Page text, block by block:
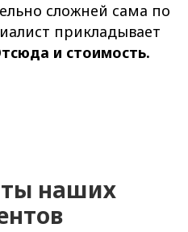
сложней сама по
прикладывает
и стоимость.
наших